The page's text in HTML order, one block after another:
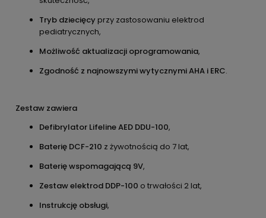
Tryb dziecięcy przy zastosowaniu elektrod
pediatrycznych,
Możliwość aktualizacji oprogramowania,
Zgodność z najnowszymi wytycznymi AHA i ERC.
Zestaw zawiera
Defibrylator Lifeline AED DDU-100,
Baterię DCF-210 z żywotnością do 7 lat,
Baterię wspomagającą 9V,
Zestaw elektrod DDP-100 o trwałości 2 lat,
Instrukcję obsługi,